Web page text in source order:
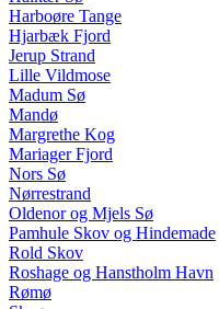
Harboøre Tange
Hjarbæk Fjord
Jerup Strand
Lille Vildmose
Madum Sø
Mandø
Margrethe Kog
Mariager Fjord
Nors Sø
Nørrestrand
Oldenor og Mjels Sø
Pamhule Skov og Hindemade
Rold Skov
Roshage og Hanstholm Havn
Rømø